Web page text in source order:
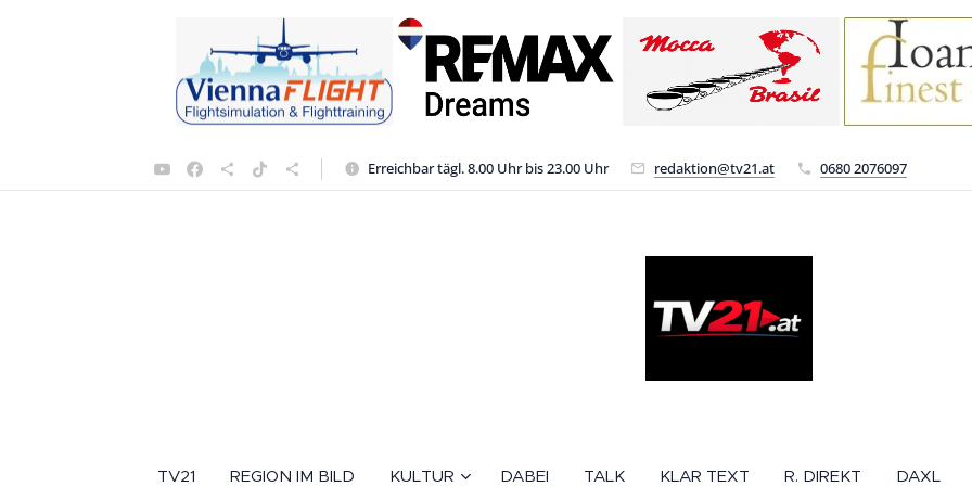
Erreichbar tägl. 8.00 Uhr bis 23.00 Uhr redaktion@tv21.at 0680 2076097
TV21 REGION IM BILD KULTUR DABEI TALK KLAR TEXT R. DIREKT DAXL